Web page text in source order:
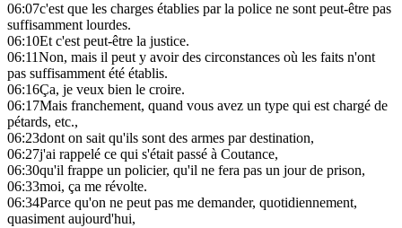
06:07c'est que les charges établies par la police ne sont peut-être pas
suffisamment lourdes.
06:10Et c'est peut-être la justice.
06:11Non, mais il peut y avoir des circonstances où les faits n'ont
pas suffisamment été établis.
06:16Ça, je veux bien le croire.
06:17Mais franchement, quand vous avez un type qui est chargé de
pétards, etc.,
06:23dont on sait qu'ils sont des armes par destination,
06:27j'ai rappelé ce qui s'était passé à Coutance,
06:30qu'il frappe un policier, qu'il ne fera pas un jour de prison,
06:33moi, ça me révolte.
06:34Parce qu'on ne peut pas me demander, quotidiennement,
quasiment aujourd'hui,